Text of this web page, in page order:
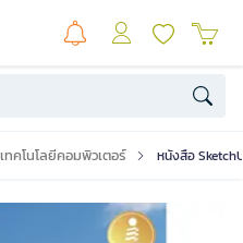
เทคโนโลยีคอมพิวเตอร์ หนังสือ